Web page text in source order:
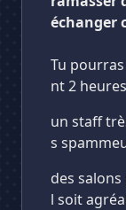
échanger
Tu
nt 2
un staff
s
des
l soit